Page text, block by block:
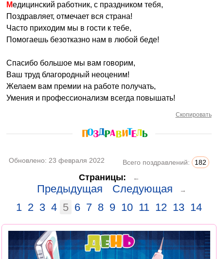
Медицинский работник, с праздником тебя,
Поздравляет, отмечает вся страна!
Часто приходим мы в гости к тебе,
Помогаешь безотказно нам в любой беде!
Спасибо большое мы вам говорим,
Ваш труд благородный неоценим!
Желаем вам премии на работе получать,
Умения и профессионализм всегда повышать!
Скопировать
Обновлено: 23 февраля 2022 Всего поздравлений: 182
Страницы: ←
Предыдущая Следующая →
1 2 3 4 5 6 7 8 9 10 11 12 13 14